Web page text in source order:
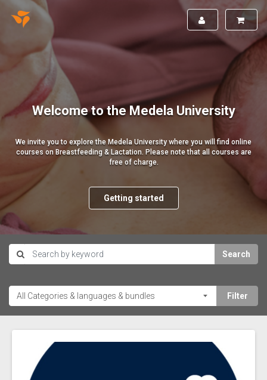
Welcome to the Medela University
We invite you to explore the Medela University where you will find online
courses on Breastfeeding & Lactation. Please note that all courses are
free of charge.
Getting started
Search